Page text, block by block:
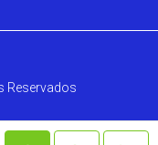
Reservados